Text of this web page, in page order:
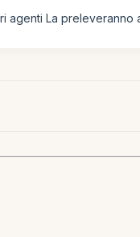
agenti La preleveranno